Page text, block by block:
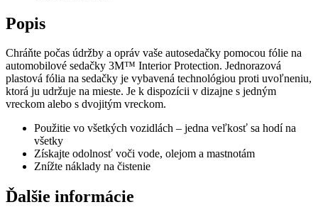
Popis
Chráňte počas údržby a opráv vaše autosedačky pomocou fólie na
automobilové sedačky 3M™ Interior Protection. Jednorazová
plastová fólia na sedačky je vybavená technológiou proti uvoľneniu,
ktorá ju udržuje na mieste. Je k dispozícii v dizajne s jedným
vreckom alebo s dvojitým vreckom.
Použitie vo všetkých vozidlách – jedna veľkosť sa hodí na
všetky
Získajte odolnosť voči vode, olejom a mastnotám
Znížte náklady na čistenie
Ďalšie informácie